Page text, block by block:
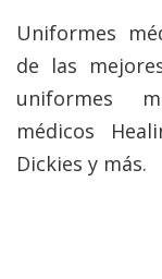
Uniformes
de las
uniformes
médicos
Dickies y más.